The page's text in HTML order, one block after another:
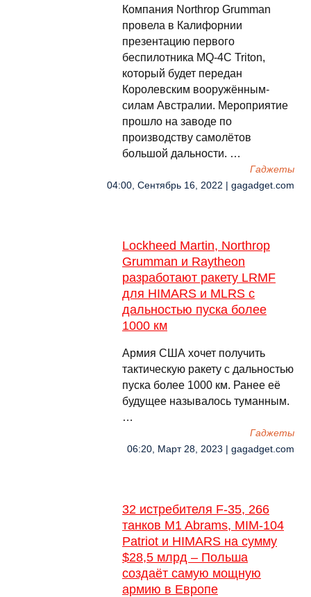
Компания Northrop Grumman
провела в Калифорнии
презентацию первого
беспилотника MQ-4C Triton,
который будет передан
Королевским вооружённым-
силам Австралии. Мероприятие
прошло на заводе по
производству самолётов
большой дальности. …
Гаджеты
04:00, Сентябрь 16, 2022 | gagadget.com
Lockheed Martin, Northrop
Grumman и Raytheon
разработают ракету LRMF
для HIMARS и MLRS с
дальностью пуска более
1000 км
Армия США хочет получить
тактическую ракету с дальностью
пуска более 1000 км. Ранее её
будущее называлось туманным.
…
Гаджеты
06:20, Март 28, 2023 | gagadget.com
32 истребителя F-35, 266
танков M1 Abrams, MIM-104
Patriot и HIMARS на сумму
$28,5 млрд – Польша
создаёт самую мощную
армию в Европе